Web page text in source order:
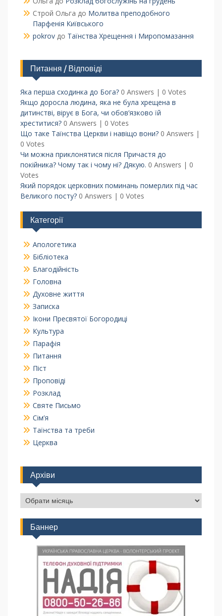
Строй Ольга до Молитва преподобного
Парфенія Київського
pokrovдо Таїнства Хрещення і Миропомазання
Питання / Відповіді
Яка перша сходинка до Бога? 0 Answers | 0 Votes
Якщо доросла людина, яка не була хрещена в
дитинстві, вірує в Бога, чи обов’язково їй
хреститися? 0 Answers | 0 Votes
Що таке Таїнства Церкви і навіщо вони? 0 Answers |
0 Votes
Чи можна приклонятися після Причастя до
покійника? Чому так і чому ні? Дякую. 0 Answers | 0
Votes
Який порядок церковних поминань померлих під час
Великого посту? 0 Answers | 0 Votes
Категорії
Апологетика
Бібліотека
Благодійність
Головна
Духовне життя
Записка
Ікони Пресвятої Богородиці
Культура
Парафія
Питання
Піст
Проповіді
Розклад
Святе Письмо
Сім’я
Таїнства та треби
Церква
Архіви
Баннер